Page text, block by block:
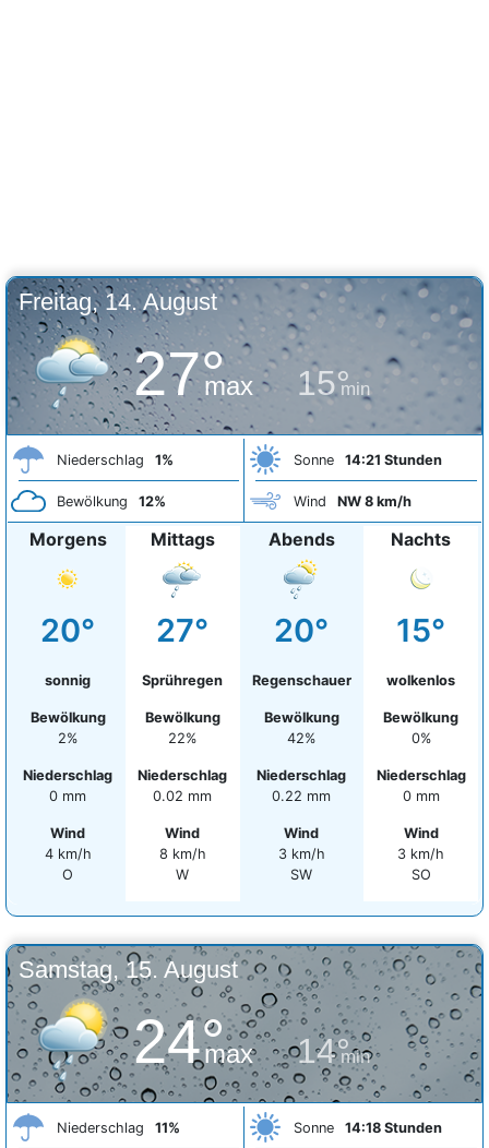
Freitag, 14. August
27°
max 15°
min
Niederschlag 1%
Bewölkung 12%
Sonne 14:21 Stunden
Wind NW 8 km/h
Morgens
20°
sonnig
Bewölkung
2%
Niederschlag
0 mm
Wind
4 km/h
O
Mittags
27°
Sprühregen
Bewölkung
22%
Niederschlag
0.02 mm
Wind
8 km/h
W
Abends
20°
Regenschauer
Bewölkung
42%
Niederschlag
0.22 mm
Wind
3 km/h
SW
Nachts
15°
wolkenlos
Bewölkung
0%
Niederschlag
0 mm
Wind
3 km/h
SO
Samstag, 15. August
24°
max 14°
min
Niederschlag 11% Sonne 14:18 Stunden